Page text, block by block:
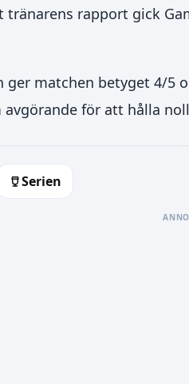
rapport gick
ger matchen betyget 4/
för att hålla
Serien